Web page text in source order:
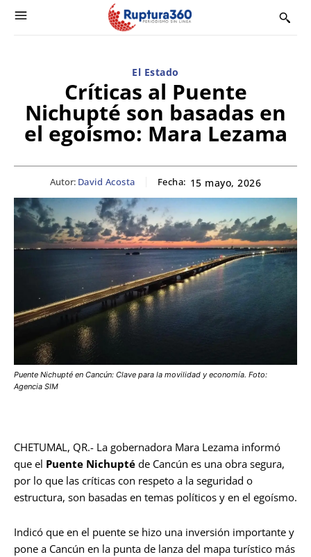
El Estado
Críticas al Puente
Nichupté son basadas en
el egoísmo: Mara Lezama
Autor: David Acosta Fecha: 15 mayo, 2026
Puente Nichupté en Cancún: Clave para la movilidad y economía. Foto:
Agencia SIM
CHETUMAL, QR.- La gobernadora Mara Lezama informó
que el Puente Nichupté de Cancún es una obra segura,
por lo que las críticas con respeto a la seguridad o
estructura, son basadas en temas políticos y en el egoísmo.
Indicó que en el puente se hizo una inversión importante y
pone a Cancún en la punta de lanza del mapa turístico más